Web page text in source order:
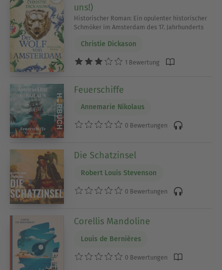
uns!)
Historischer Roman: Ein opulenter historischer
Schmöker im Amsterdam des 17. Jahrhunderts
Christie Dickason
1 Bewertung
Feuerschiffe
Annemarie Nikolaus
0 Bewertungen
Die Schatzinsel
Robert Louis Stevenson
0 Bewertungen
Corellis Mandoline
Louis de Bernières
0 Bewertungen